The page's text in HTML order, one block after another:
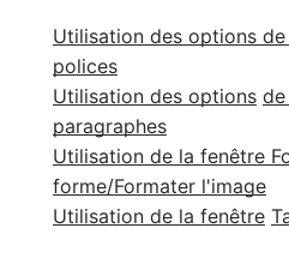
Utilisation des options
polices
Utilisation des options
paragraphes
Utilisation de la fenêtre
forme/Formater l'image
Utilisation de la fenêtre